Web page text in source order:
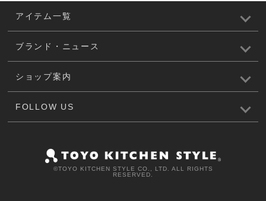
アイテム一覧
ブランド・ニュース
ショップ案内
FOLLOW US
©️TOYO KITCHEN STYLE CO., LTD. ALL RIGHTS
RESERVED.